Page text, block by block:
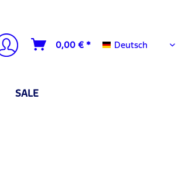
0,00 € * Deutsch
Deutsch
SALE